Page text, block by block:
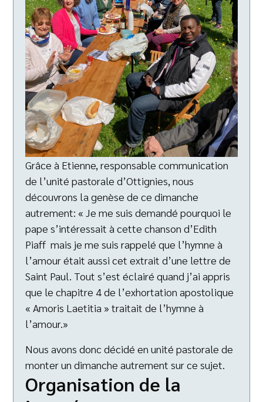
Grâce à Etienne, responsable communication
de l’unité pastorale d’Ottignies, nous
découvrons la genèse de ce dimanche
autrement: « Je me suis demandé pourquoi le
pape s’intéressait à cette chanson d’Edith
Piaff mais je me suis rappelé que l’hymne à
l’amour était aussi cet extrait d’une lettre de
Saint Paul. Tout s’est éclairé quand j’ai appris
que le chapitre 4 de l’exhortation apostolique
« Amoris Laetitia » traitait de l’hymne à
l’amour.»
Nous avons donc décidé en unité pastorale de
monter un dimanche autrement sur ce sujet.
Organisation de la